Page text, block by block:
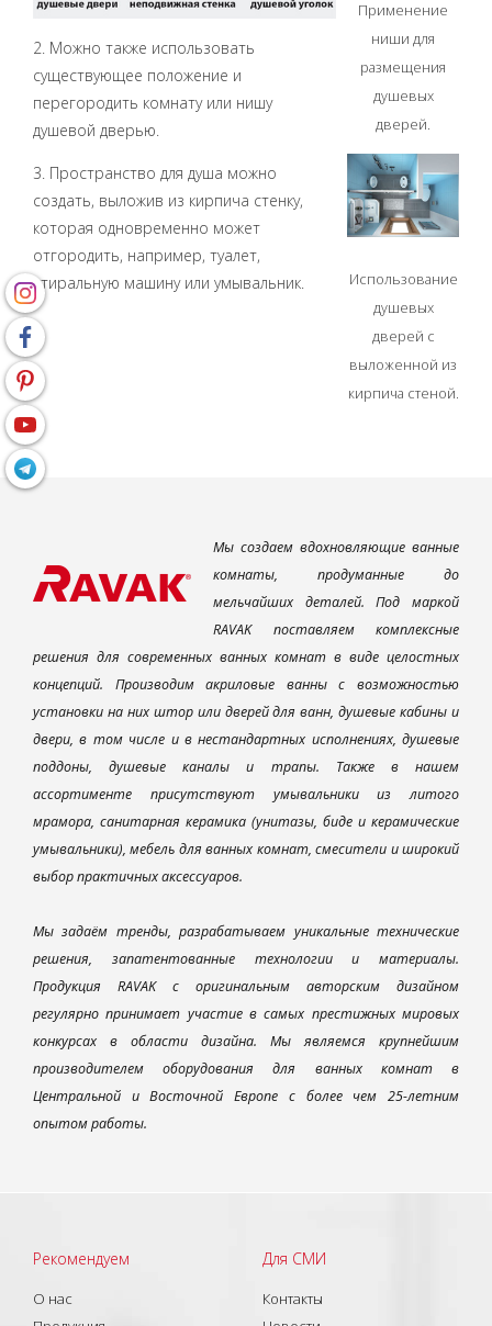
2. Можно также использовать
существующее положение и
перегородить комнату или нишу
душевой дверью.
3. Пространство для душа можно
создать, выложив из кирпича стенку,
которая одновременно может
отгородить, например, туалет,
стиральную машину или умывальник.
Применение
ниши для
размещения
душевых
дверей.
Использование
душевых
дверей с
выложенной из
кирпича стеной.
Мы создаем вдохновляющие ванные
комнаты, продуманные до
мельчайших деталей. Под маркой
RAVAK поставляем комплексные
решения для современных ванных комнат в виде целостных
концепций. Производим акриловые ванны с возможностью
установки на них штор или дверей для ванн, душевые кабины и
двери, в том числе и в нестандартных исполнениях, душевые
поддоны, душевые каналы и трапы. Также в нашем
ассортименте присутствуют умывальники из литого
мрамора, санитарная керамика (унитазы, биде и керамические
умывальники), мебель для ванных комнат, смесители и широкий
выбор практичных аксессуаров.
Мы задаём тренды, разрабатываем уникальные технические
решения, запатентованные технологии и материалы.
Продукция RAVAK с оригинальным авторским дизайном
регулярно принимает участие в самых престижных мировых
конкурсах в области дизайна. Мы являемся крупнейшим
производителем оборудования для ванных комнат в
Центральной и Восточной Европе с более чем 25-летним
опытом работы.
Рекомендуем
О нас
Для СМИ
Контакты